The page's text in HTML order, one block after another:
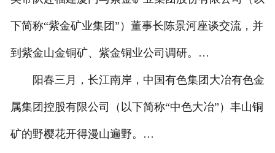
下简称“紫金矿业集团”）董事长陈景河座谈交流，并
到紫金山金铜矿、紫金铜业公司调研。…
阳春三月，长江南岸，中国有色集团大冶有色金
属集团控股有限公司（以下简称“中色大冶”）丰山铜
矿的野樱花开得漫山遍野。…